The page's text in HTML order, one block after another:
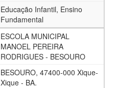
Educação Infantil, Ensino
Fundamental
ESCOLA MUNICIPAL
MANOEL PEREIRA
RODRIGUES - BESOURO
BESOURO, 47400-000 Xique-
Xique - BA.